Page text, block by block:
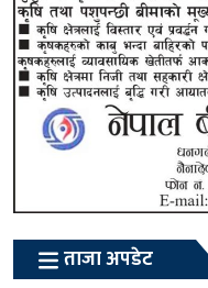
ताजा अपडेट